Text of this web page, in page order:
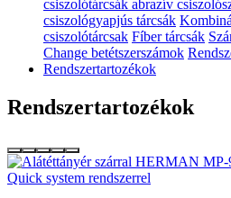
csiszolótárcsák abrazív
csiszológyapjús tárcsák
csiszolótárcsak Fíber tárcsák
Change betétszerszámok
Rendszertartozékok
Rendszertartozékok